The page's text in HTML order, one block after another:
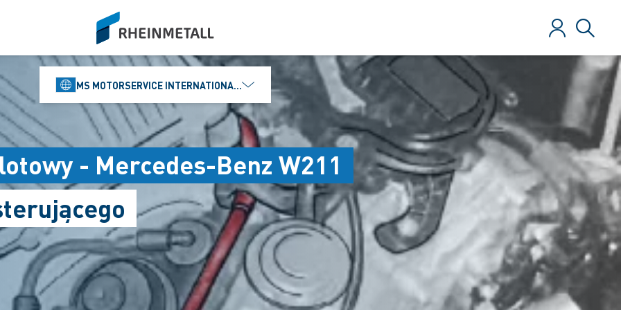
siteLogo
ZalogujSzukaj
MS MOTORSERVICE INTERNATIONAL GMBH
- Mercedes-Benz W211